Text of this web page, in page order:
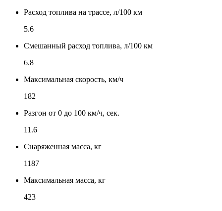
Расход топлива на трассе, л/100 км
5.6
Смешанный расход топлива, л/100 км
6.8
Максимальная скорость, км/ч
182
Разгон от 0 до 100 км/ч, сек.
11.6
Снаряженная масса, кг
1187
Максимальная масса, кг
423